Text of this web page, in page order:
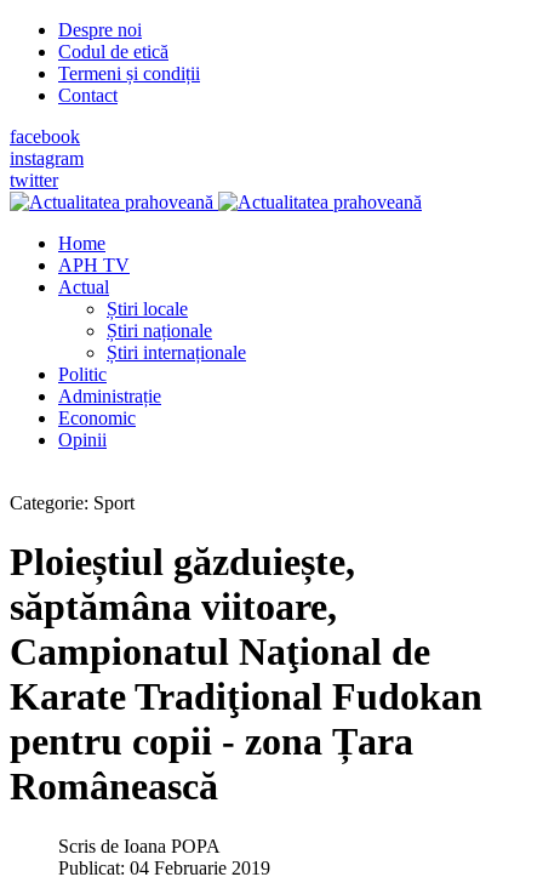
Despre noi
Codul de etică
Termeni și condiții
Contact
facebook
instagram
twitter
Home
APH TV
Actual
Știri locale
Știri naționale
Știri internaționale
Politic
Administrație
Economic
Opinii
Categorie: Sport
Ploieștiul găzduiește,
săptămâna viitoare,
Campionatul Naţional de
Karate Tradiţional Fudokan
pentru copii - zona Țara
Românească
Scris de Ioana POPA
Publicat: 04 Februarie 2019